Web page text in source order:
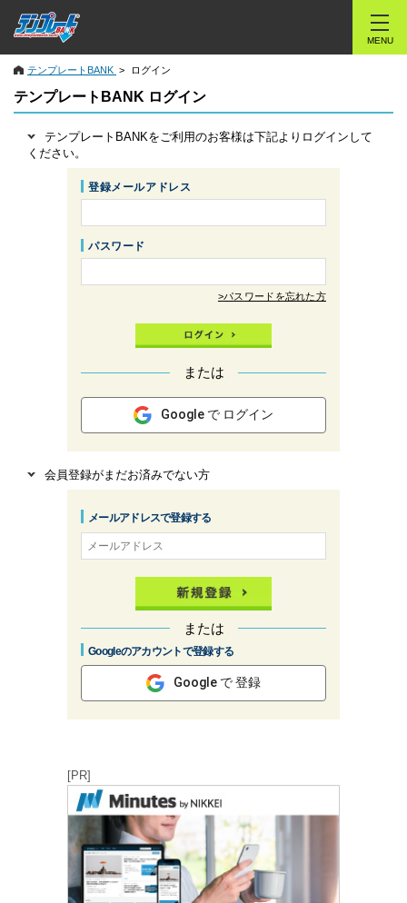
MENU
テンプレートBANK ログイン
テンプレートBANK ログイン
テンプレートBANKをご利用のお客様は下記よりログインして
ください。
登録メールアドレス
パスワード
>パスワードを忘れた方
または
Google で ログイン
会員登録がまだお済みでない方
メールアドレスで登録する
または
Googleのアカウントで登録する
Google で 登録
[PR]